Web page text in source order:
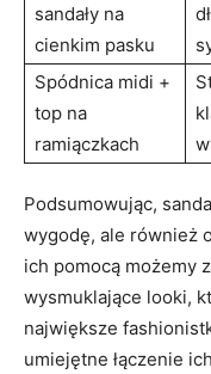
sandały na
cienkim pasku
Spódnica midi +
top na
ramiączkach
Podsumowując,
wygodę, ale również
ich pomocą możemy
wysmuklające looki,
największe
umiejętne łączenie